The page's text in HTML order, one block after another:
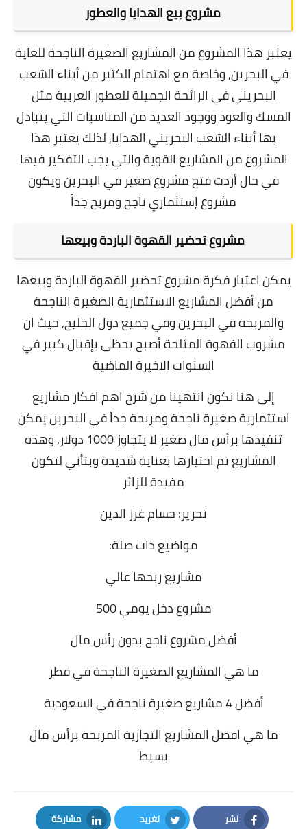
مشروع بيع الهدايا والعطور
يعتبر هذا المشروع من المشاريع الصغيرة الناجحة للغاية
في البحرين, وخاصة مع اهتمام الكثير من أبناء الشعب
البحريني في الرائحة الجميلة للعطور العربية مثل
المسك والعود ووجود العديد من المناسبات التي يتبادل
بها أبناء الشعب البحريني الهدايا,لذلك يعتبر هذا
المشروع من المشاريع القوية والتي يجب التفكير فيها
في حال أردت فتح مشروع صغير في البحرين ويكون
مشروع إستثماري ناجح ومربح جداً
مشروع تحضير القهوة الباردة وبيعها
يمكن اعتبار فكرة مشروع تحضير القهوة الباردة وبيعها
من أفضل المشاريع الاستثمارية الصغيرة الناجحة
والمربحة في البحرين وفي جميع دول الخليج, حيث ان
مشروب القهوة المثلجة أصبح يحظى بإقبال كبير في
السنوات الاخيرة الماضية
إلى هنا نكون انتهينا من شرح اهم افكار مشاريع
استثمارية صغيرة ناجحة ومربحة جداً في البحرين يمكن
تنفيذها برأس مال صغير لا يتجاوز 1000 دولار, وهذه
المشاريع تم اختيارها بعناية شديدة وبتأني لتكون
مفيدة للزائر
تحرير: حسام غرز الدين
مواضيع ذات صلة:
مشاريع ربحها عالي
مشروع دخل يومي 500
أفضل مشروع ناجح بدون رأس مال
ما هي المشاريع الصغيرة الناجحة في قطر
أفضل 4 مشاريع صغيرة ناجحة في السعودية
ما هي افضل المشاريع التجارية المربحة برأس مال
بسيط
نشر تغريد مشاركة